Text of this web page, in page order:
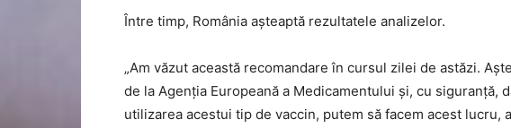
Între timp, România așteaptă rezultatele analizelor.
„Am văzut această recomandare în cursul zilei de astăzi.
de la Agenţia Europeană a Medicamentului şi, cu siguranţă,
utilizarea acestui tip de vaccin, putem să facem acest lucru,